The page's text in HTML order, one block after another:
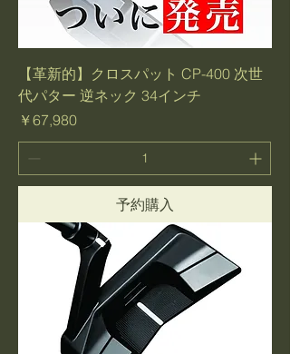
【革新的】クロスパット CP-400 次世
代パター 逆ネック 34インチ
価格
￥67,980
予約購入